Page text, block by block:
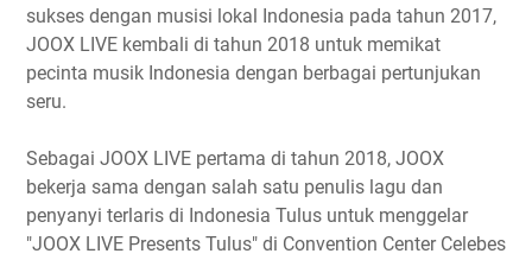
sukses dengan musisi lokal Indonesia pada tahun 2017,
JOOX LIVE kembali di tahun 2018 untuk memikat
pecinta musik Indonesia dengan berbagai pertunjukan
seru.
Sebagai JOOX LIVE pertama di tahun 2018, JOOX
bekerja sama dengan salah satu penulis lagu dan
penyanyi terlaris di Indonesia Tulus untuk menggelar
"JOOX LIVE Presents Tulus" di Convention Center Celebes